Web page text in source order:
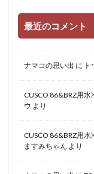
最近のコメント
ナマコの思い出 に ト
CUSCO 86&BRZ用
ウ より
CUSCO 86&BRZ用
ますみちゃん より